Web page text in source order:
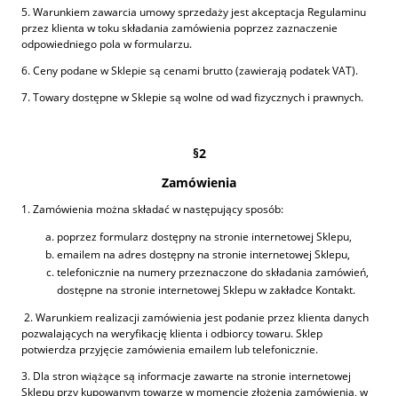
5. Warunkiem zawarcia umowy sprzedaży jest akceptacja Regulaminu
przez klienta w toku składania zamówienia poprzez zaznaczenie
odpowiedniego pola w formularzu.
6. Ceny podane w Sklepie są cenami brutto (zawierają podatek VAT).
7. Towary dostępne w Sklepie są wolne od wad fizycznych i prawnych.
§2
Zamówienia
1. Zamówienia można składać w następujący sposób:
poprzez formularz dostępny na stronie internetowej Sklepu,
emailem na adres dostępny na stronie internetowej Sklepu,
telefonicznie na numery przeznaczone do składania zamówień,
dostępne na stronie internetowej Sklepu w zakładce Kontakt.
2. Warunkiem realizacji zamówienia jest podanie przez klienta danych
pozwalających na weryfikację klienta i odbiorcy towaru. Sklep
potwierdza przyjęcie zamówienia emailem lub telefonicznie.
3. Dla stron wiążące są informacje zawarte na stronie internetowej
Sklepu przy kupowanym towarze w momencie złożenia zamówienia, w